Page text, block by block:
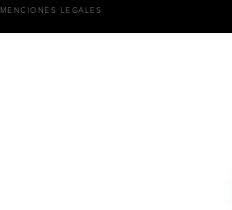
MENCIONES LEGALES